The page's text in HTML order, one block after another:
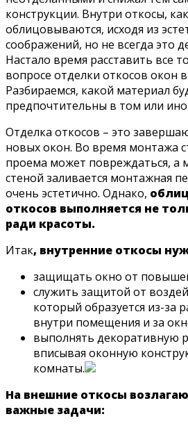
конструкции. Внутри откосы,
облицовываются, исходя из
соображений, но не всегда это
Настало время расставить все
вопросе отделки откосов окон
Разбираемся, какой материал
предпочтительны в том или
Отделка откосов – это
новых окон. Во время монтажа
проема может повреждаться, а
стеной заливается монтажная
очень эстетично. Однако,
откосов выполняется не
ради красоты.
Итак, внутренние откосы
защищать окно от
служить защитой от
который образуется из-за
внутри помещения и за
выполнять декоративную
вписывая оконную
комнаты.
На внешние откосы
важные задачи: